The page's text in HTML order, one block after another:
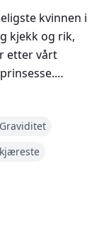
kvinnen i
kjekk og rik,
etter vårt
valgte å gifte
rett har
han kunne
fra ham og
Graviditet